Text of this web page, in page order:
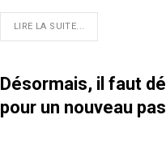
LIRE LA SUITE...
Désormais, il faut
pour un nouveau